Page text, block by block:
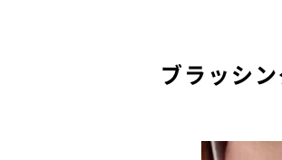
ブラッシ